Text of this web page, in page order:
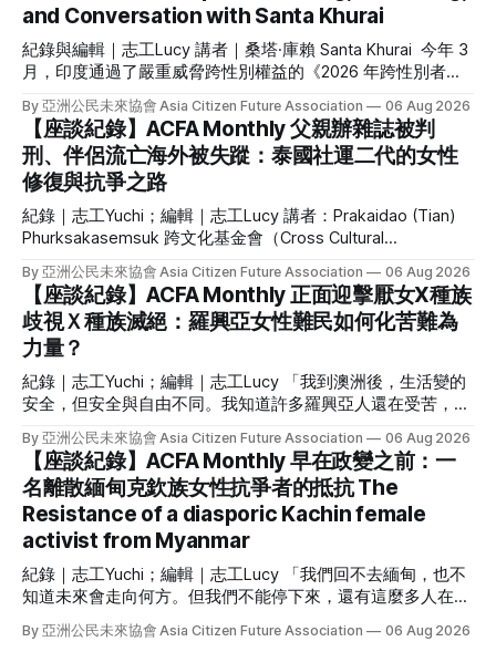
and Conversation with Santa Khurai
紀錄與編輯｜志工Lucy 講者｜桑塔·庫賴 Santa Khurai 今年 3
月，印度通過了嚴重威脅跨性別權益的《2026 年跨性別者
（權利保障）修正法案》，來自被邊緣化的原住民跨性別社群
更是首當其衝。我們因緣際會接待來自印度東北部曼尼普爾邦
（Manipur）原住民跨性別倡議者的桑塔・庫賴（Santa
Khurai）來台分享她的自傳《黃麻雀：一位跨性別女性的回憶
錄》和紀錄短片《圓臉嘟嘟》。 Santa Khurai 現任「全曼尼普
爾努批·曼比協會」秘書長，在支持當地原住民跨性別者、倡
議與策略性訴訟上，有極豐富的經驗。 但 Santa Khurai 絕不
僅如此，她有多重的身份與經驗：梅泰族（Meitei）努批·曼比
（Nupi Maanbi，曼尼普爾跨性別女性）、作家、學者、
By 亞洲公民未來協會 Asia Citizen Future Association 06 Aug 2026
【座談紀錄】ACFA Monthly 父親辦雜誌被判
刑、伴侶流亡海外被失蹤：泰國社運二代的女性
修復與抗爭之路
紀錄｜志工Yuchi；編輯｜志工Lucy 講者：Prakaidao (Tian)
Phurksakasemsuk 跨文化基金會（Cross Cultural
Foundation）執行長 因創辦獨立雜誌而被逮捕判刑、因發表政
治異議或參與抗爭而流亡海外，這些對台灣人來說或許聽來熟
悉的白色恐怖歷史，卻是泰國的現在進行式。 6 月初，泰國社
運人士二代、政治受難者家屬 Prakaidao Phurksakasemsuk
來台，和我們講述他的父親與伴侶因參與社會運動所遭受的政
治暴力，分享她如何面對傷痛、又如何在行動中治癒自己。她
現在是泰國人權組織跨文化基金會（Cross Cultural
Foundation）的執行長，持續為政治暴力的倖存者與及親屬發
聲。 活動一開始，講者 Prakaidao Phurksakasemsuk 先向參
與者提問： 「如果你曾經歷失去愛人、家人，或與他們離
別，請舉手。」 她說自己與家人分離，並失去了摯愛的人，
與在場的參與者或多或少都有共同的經驗。 Prakaidao
Phurksakasemsuk 自政治與社運運動家庭出身。她的泰文名
字有「蠟燭」
By 亞洲公民未來協會 Asia Citizen Future Association 06 Aug 2026
【座談紀錄】ACFA Monthly 正面迎擊厭女X種族
歧視Ｘ種族滅絕：羅興亞女性難民如何化苦難為
力量？
紀錄｜志工Yuchi；編輯｜志工Lucy 「我到澳洲後，生活變的
安全，但安全與自由不同。我知道許多羅興亞人還在受苦，只
要羅興亞人還沒自由，我的自由就不完整。」 作為緬甸 135
個族群之一的羅興亞人，曾被聯合國指稱為全世界最受迫害的
族群，也是全球最大的無國籍人口。羅興亞種族滅絕已經持續
84 年，到此刻仍在發生。面對如此苦難，他們如何抵抗？ 我
們邀請到支持羅興亞女性難民的 Noor Azizah 來台，親身講述
她逃離種族滅絕、為羅興亞發聲的故事，她也分享作為一名羅
興亞女性投入運動的困境，以及一個由羅興亞女性難民領導的
組織為何如此重要；除了個人經驗外，Noor 更剖析種族滅絕
與仇恨言論的核心，闡述她與團隊如何抵抗種族主義與父權。
逃離種族滅絕：從緬甸、馬來西亞到澳洲 Noor Azizah來自緬
By 亞洲公民未來協會 Asia Citizen Future Association 06 Aug 2026
【座談紀錄】ACFA Monthly 早在政變之前：一
名離散緬甸克欽族女性抗爭者的抵抗 The
Resistance of a diasporic Kachin female
activist from Myanmar
紀錄｜志工Yuchi；編輯｜志工Lucy 「我們回不去緬甸，也不
知道未來會走向何方。但我們不能停下來，還有這麼多人在犧
牲、受苦，我們必須繼續反抗。」 自 2021 年緬甸軍事政變
後，在台灣的緬甸社群就積極為家鄉的民主發聲、集結社區的
By 亞洲公民未來協會 Asia Citizen Future Association 06 Aug 2026